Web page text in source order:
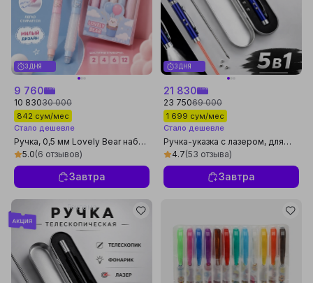
3 ДНЯ
9 760
10 83030 000
842 сум/мес
Стало дешевле
Ручкa, 0,5 мм Lovely Bear набор
ручек ,cтираемые ручки набор
из 2, 4, 6, 12 шт
5.0(6 отзывов)
Завтра
3 ДНЯ
21 830
23 75069 000
1 699 сум/мес
Стало дешевле
Ручка-указка с лазером, для
презентаций, фонарик, магнит
4.7(53 отзыва)
Завтра
Реклама